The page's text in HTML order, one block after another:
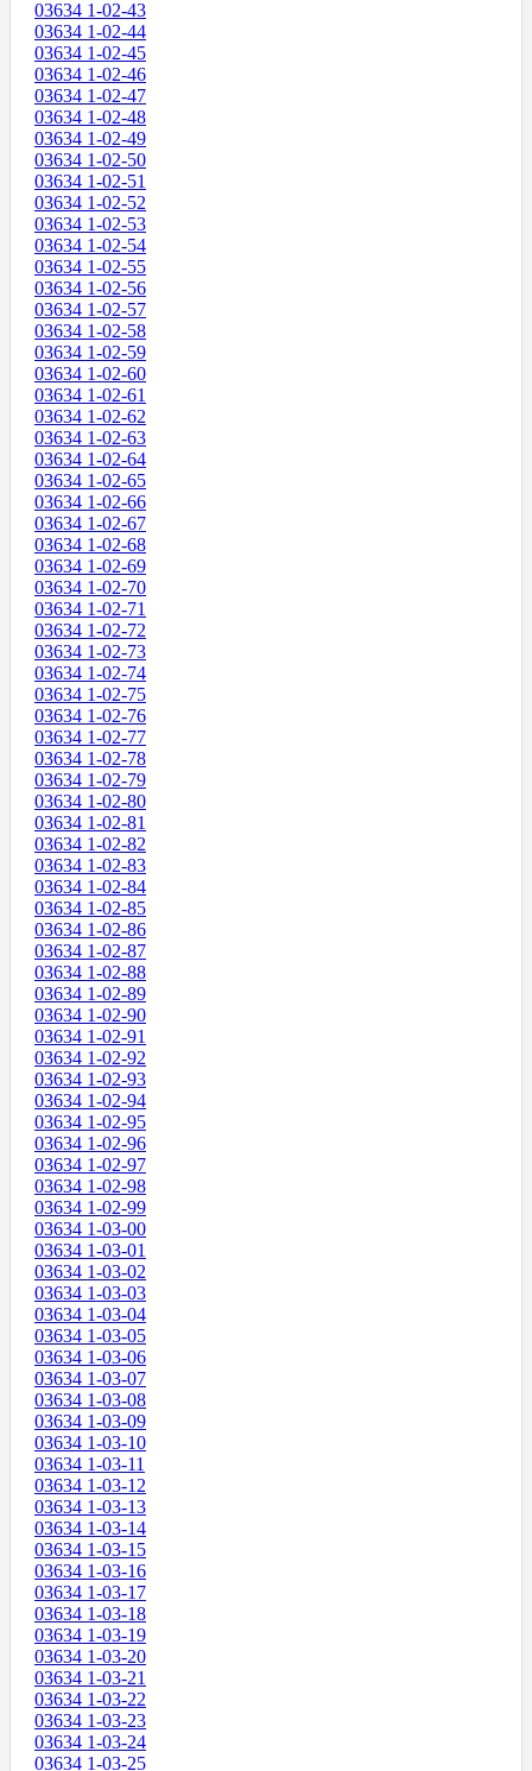
03634 1-02-43
03634 1-02-44
03634 1-02-45
03634 1-02-46
03634 1-02-47
03634 1-02-48
03634 1-02-49
03634 1-02-50
03634 1-02-51
03634 1-02-52
03634 1-02-53
03634 1-02-54
03634 1-02-55
03634 1-02-56
03634 1-02-57
03634 1-02-58
03634 1-02-59
03634 1-02-60
03634 1-02-61
03634 1-02-62
03634 1-02-63
03634 1-02-64
03634 1-02-65
03634 1-02-66
03634 1-02-67
03634 1-02-68
03634 1-02-69
03634 1-02-70
03634 1-02-71
03634 1-02-72
03634 1-02-73
03634 1-02-74
03634 1-02-75
03634 1-02-76
03634 1-02-77
03634 1-02-78
03634 1-02-79
03634 1-02-80
03634 1-02-81
03634 1-02-82
03634 1-02-83
03634 1-02-84
03634 1-02-85
03634 1-02-86
03634 1-02-87
03634 1-02-88
03634 1-02-89
03634 1-02-90
03634 1-02-91
03634 1-02-92
03634 1-02-93
03634 1-02-94
03634 1-02-95
03634 1-02-96
03634 1-02-97
03634 1-02-98
03634 1-02-99
03634 1-03-00
03634 1-03-01
03634 1-03-02
03634 1-03-03
03634 1-03-04
03634 1-03-05
03634 1-03-06
03634 1-03-07
03634 1-03-08
03634 1-03-09
03634 1-03-10
03634 1-03-11
03634 1-03-12
03634 1-03-13
03634 1-03-14
03634 1-03-15
03634 1-03-16
03634 1-03-17
03634 1-03-18
03634 1-03-19
03634 1-03-20
03634 1-03-21
03634 1-03-22
03634 1-03-23
03634 1-03-24
03634 1-03-25